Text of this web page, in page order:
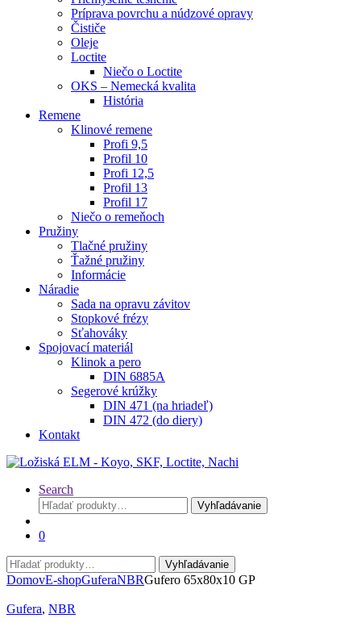
Príprava povrchu a núdzové opravy
Čističe
Oleje
Loctite
Niečo o Loctite
OKS – Nemecká kvalita
História
Remene
Klinové remene
Profi 9,5
Profil 10
Profi 12,5
Profil 13
Profil 17
Niečo o remeňoch
Pružiny
Tlačné pružiny
Ťažné pružiny
Informácie
Náradie
Sada na opravu závitov
Stopkové frézy
Sťahováky
Spojovací materiál
Klinok a pero
DIN 6885A
Segerové krúžky
DIN 471 (na hriadeľ)
DIN 472 (do diery)
Kontakt
Search
Hľadať:
Vyhľadávanie
0
Hľadať:
Vyhľadávanie
DomovE-shopGuferaNBRGufero 65x80x10 GP
Gufera, NBR